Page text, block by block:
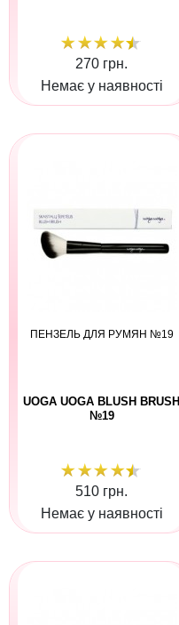
270 грн.
Немає у наявності
ПЕНЗЕЛЬ ДЛЯ РУМЯН №19
UOGA UOGA BLUSH BRUSH
№19
510 грн.
Немає у наявності